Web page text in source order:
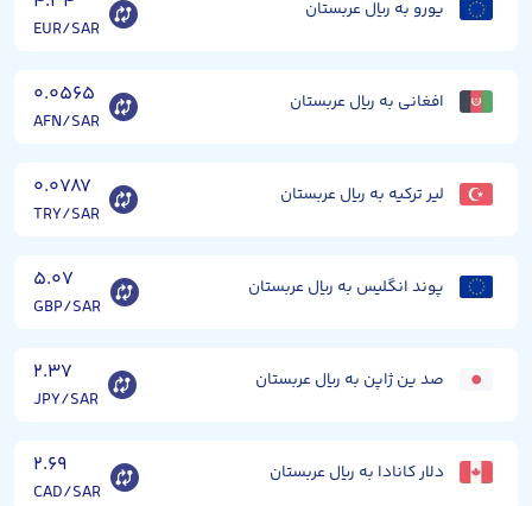
یورو به ریال عربستان
EUR/SAR
افغانی به ریال عربستان ۰.۰۵۶۵
AFN/SAR
لیر ترکیه به ریال عربستان ۰.۰۷۸۷
TRY/SAR
پوند انگلیس به ریال عربستان ۵.۰۷
GBP/SAR
صد ین ژاپن به ریال عربستان ۲.۳۷
JPY/SAR
دلار کانادا به ریال عربستان ۲.۶۹
CAD/SAR